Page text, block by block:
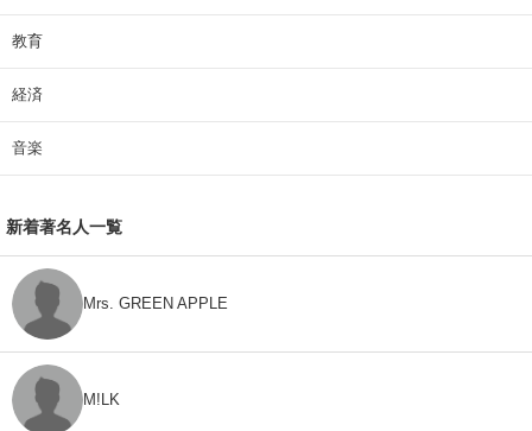
教育
経済
音楽
新着著名人一覧
Mrs. GREEN APPLE
M!LK